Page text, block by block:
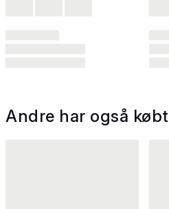
Andre har også købt